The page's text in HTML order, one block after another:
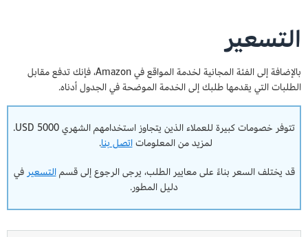
التسعير
بالإضافة إلى الفئة المجانية لخدمة المواقع في Amazon، فإنك تدفع مقابل
الطلبات التي يقدمها طلبك إلى الخدمة الموضحة في الجدول أدناه.
تتوفر خصومات كبيرة للعملاء الذين يتجاوز استخدامهم الشهري 5000 USD.
لمزيد من المعلوماتاتصل بنا.
قد يختلف السعر بناءً على معايير الطلب، يرجى الرجوع إلى قسمالتسعير في
دليل المطور.